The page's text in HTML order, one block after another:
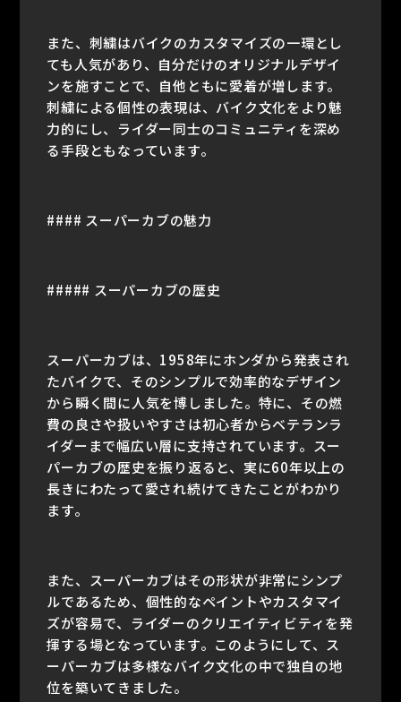
また、刺繍はバイクのカスタマイズの一環とし
ても人気があり、自分だけのオリジナルデザイ
ンを施すことで、自他ともに愛着が増します。
刺繍による個性の表現は、バイク文化をより魅
力的にし、ライダー同士のコミュニティを深め
る手段ともなっています。
#### スーパーカブの魅力
##### スーパーカブの歴史
スーパーカブは、1958年にホンダから発表され
たバイクで、そのシンプルで効率的なデザイン
から瞬く間に人気を博しました。特に、その燃
費の良さや扱いやすさは初心者からベテランラ
イダーまで幅広い層に支持されています。スー
パーカブの歴史を振り返ると、実に60年以上の
長きにわたって愛され続けてきたことがわかり
ます。
また、スーパーカブはその形状が非常にシンプ
ルであるため、個性的なペイントやカスタマイ
ズが容易で、ライダーのクリエイティビティを発
揮する場となっています。このようにして、ス
ーパーカブは多様なバイク文化の中で独自の地
位を築いてきました。